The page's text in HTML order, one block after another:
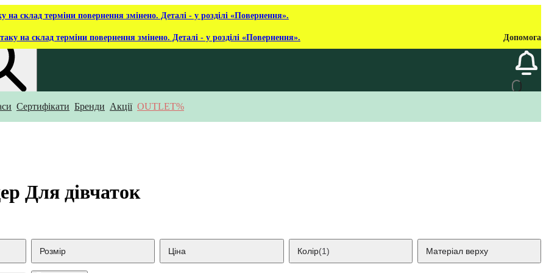
на склад терміни повернення змінено. Деталі - у розділі «Повернення».
на склад терміни повернення змінено. Деталі - у розділі «Повернення». Допомога
Сертифікати Бренди Акції OUTLET%
Для дівчаток
Розмір Ціна Колір(1) Матеріал верху